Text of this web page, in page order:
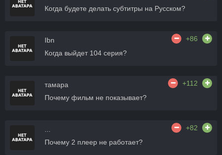
Когда будете делать субтитры на Русском?
Ibn
+86
Когда выйдет 104 серия?
тамара
+112
Почему фильм не показывает?
+82
Почему 2 плеер не работает?